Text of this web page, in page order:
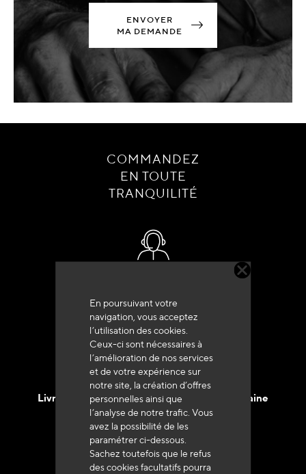
En poursuivant votre
navigation, vous acceptez
l’utilisation des cookies.
Ceux-ci sont nécessaires à
l’amélioration de nos services
et de votre expérience sur
notre site, la création d’offres
personnelles ainsi que
l’analyse de notre trafic. Vous
avez la possibilité de les
paramétrer ci-dessous.
Sachez toutefois que le refus
des cookies facultatifs pourra
ENVOYER
MA DEMANDE
COMMANDEZ
EN TOUTE
TRANQUILITÉ
+33 (0)4 79 72 62 22 Taper 1
Livraison en 48h à 72h en France Métropolitaine